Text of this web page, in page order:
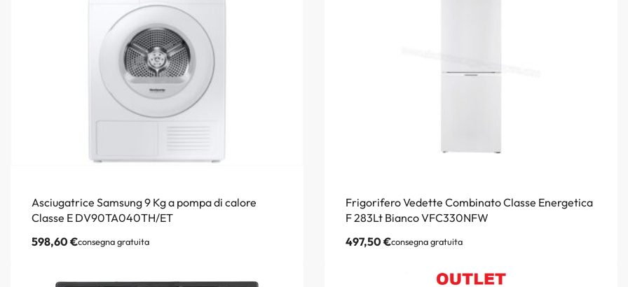
Asciugatrice Samsung 9 Kg a pompa di calore
Classe E DV90TA040TH/ET
598,60€consegna gratuita
Frigorifero Vedette Combinato Classe Energetica
F 283Lt Bianco VFC330NFW
497,50€consegna gratuita